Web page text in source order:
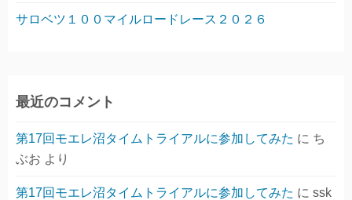
サロベツ１００マイルロードレース２０２６
最近のコメント
第17回モエレ沼タイムトライアルに参加してみた に ち
ぶお より
第17回モエレ沼タイムトライアルに参加してみた に ssk